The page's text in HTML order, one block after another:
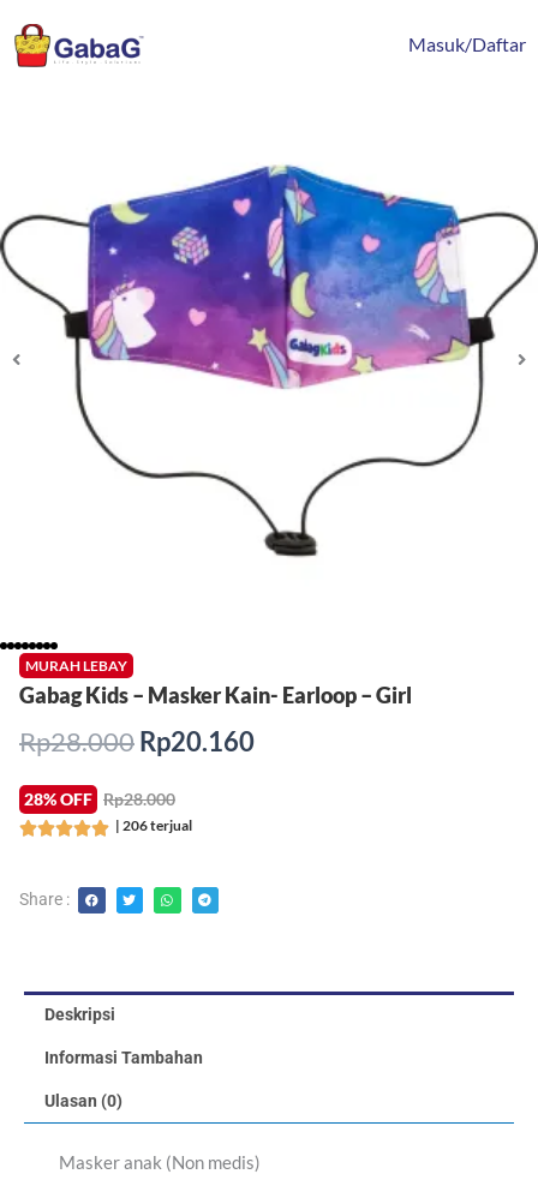
ke
konten
Masuk/Daftar
MURAH LEBAY
Gabag Kids – Masker Kain- Earloop – Girl
Rp28.000Harga
adalah:
Rp28.000.
Rp20.160Harga
28% OFF Rp28.000
Rated
out
of
| 206 terjual
Share :
Deskripsi
Informasi Tambahan
Ulasan (0)
Masker anak (Non medis)